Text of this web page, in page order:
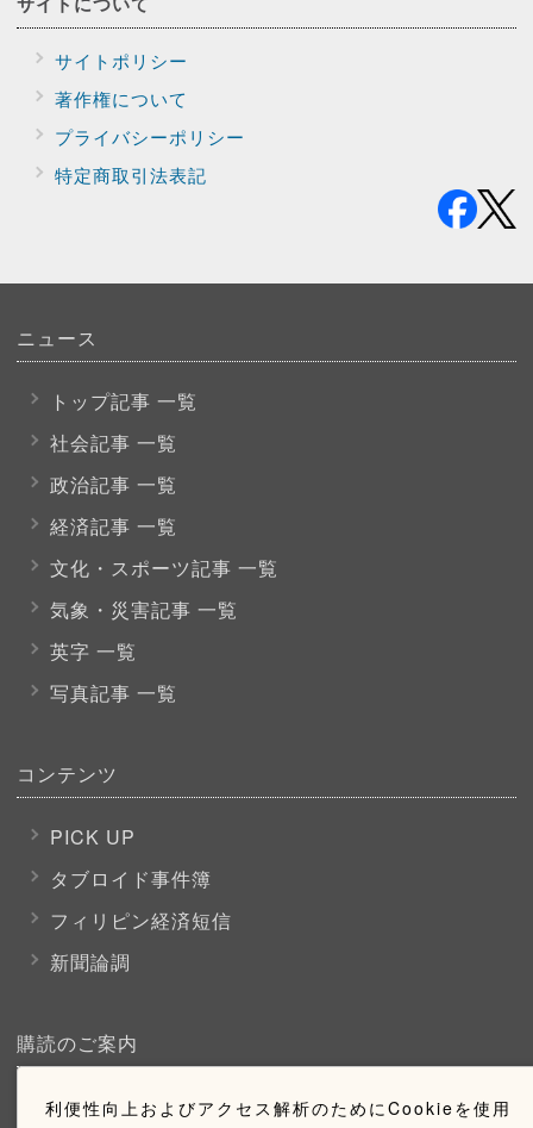
利便性向上およびアクセス解析のためにCookieを使用
サイトポリシー
著作権について
プライバシーポリシー
特定商取引法表記
ニュース
トップ記事 一覧
社会記事 一覧
政治記事 一覧
経済記事 一覧
文化・スポーツ記事 一覧
気象・災害記事 一覧
英字 一覧
写真記事 一覧
コンテンツ
PICK UP
タブロイド事件簿
フィリピン経済短信
新聞論調
購読のご案内
ウェブ購読のご案内